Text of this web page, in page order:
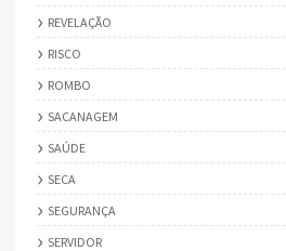
REVELAÇÃO
RISCO
ROMBO
SACANAGEM
SAÚDE
SECA
SEGURANÇA
SERVIDOR